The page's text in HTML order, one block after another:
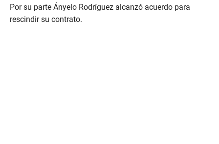
Por su parte Ányelo Rodríguez alcanzó acuerdo para
rescindir su contrato.